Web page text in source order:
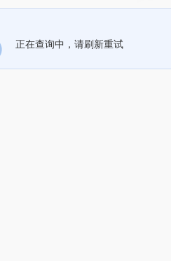
正在查询中，请刷新重试